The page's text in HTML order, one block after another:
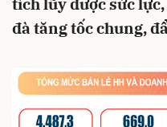
tích lũy được sức
đà tăng tốc chung,